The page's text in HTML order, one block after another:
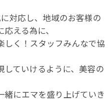
対応し、地域のお客様の
える為に、
しく！スタッフみんなで協
していけるように、美容の
緒にエマを盛り上げていき